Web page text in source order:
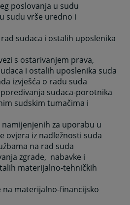
poslovanja u sudu
sudu vrše uredno i
sudaca i ostalih uposlenika
s ostarivanjem prava,
i ostalih uposlenika suda
izvješća o radu suda
sudaca-porotnika
sudskim tumačima i
za uporabu u
ovjera iz nadležnosti suda
na rad suda
zgrade, nabavke i
materijalno-tehničkih
na materijalno-financijsko